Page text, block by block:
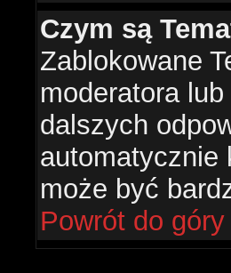
Czym są
Zablokowane
moderatora
dalszych
automatycznie
może być
Powrót do góry